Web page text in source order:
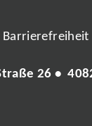
Barrierefreiheit
26 •